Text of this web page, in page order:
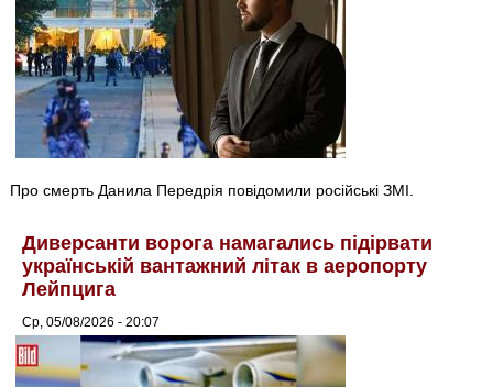
Про смерть Данила Передрія повідомили російські ЗМІ.
Диверсанти ворога намагались підірвати
українській вантажний літак в аеропорту
Лейпцига
Ср, 05/08/2026 - 20:07